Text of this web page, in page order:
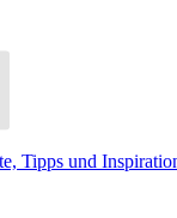
Tipps und